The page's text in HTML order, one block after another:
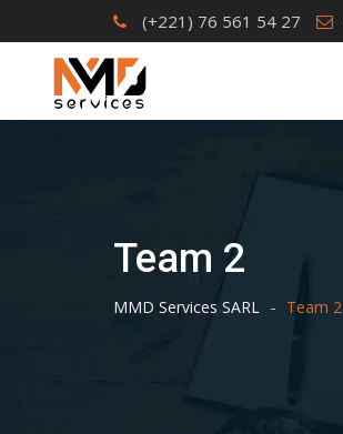
to
(+221) 76 561 54 27
Team 2
MMD Services SARL - Team 2